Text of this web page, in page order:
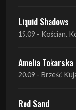
Liquid Shadows
19.09 - Kościan,
Amelia
20.09 - Brześć
Red Sand